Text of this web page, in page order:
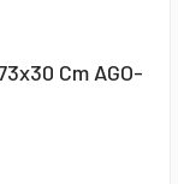
Cm AGO-